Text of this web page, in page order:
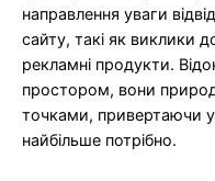
направлення уваги
сайту, такі як виклики
рекламні продукти.
простором, вони
точками, привертаючи
найбільше потрібно.